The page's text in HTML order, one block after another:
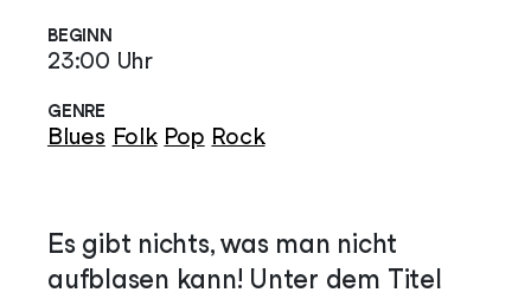
BEGINN
23:00 Uhr
GENRE
Blues Folk Pop Rock
Es gibt nichts, was man nicht
aufblasen kann! Unter dem Titel